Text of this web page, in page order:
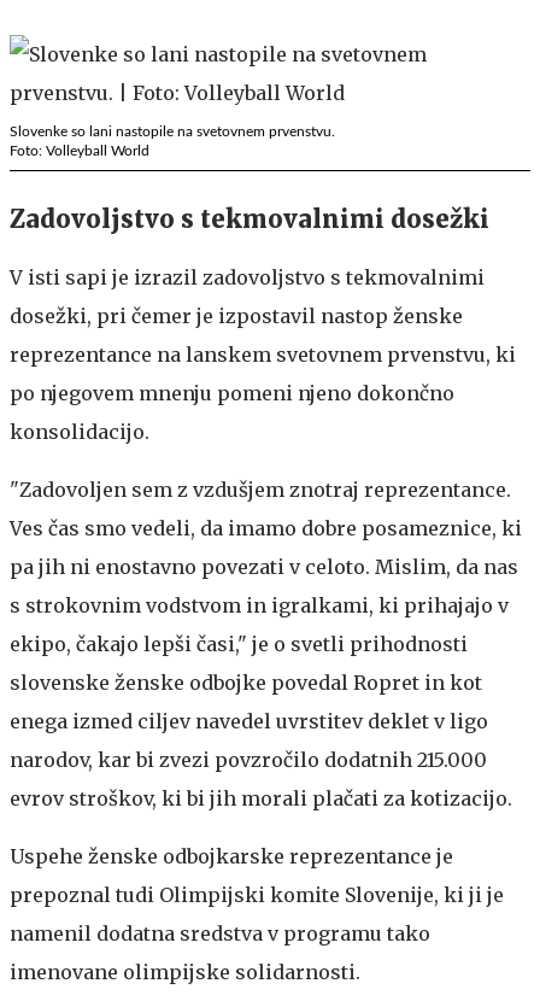
Slovenke so lani nastopile na svetovnem prvenstvu.
Foto: Volleyball World
Zadovoljstvo s tekmovalnimi dosežki
V isti sapi je izrazil zadovoljstvo s tekmovalnimi
dosežki, pri čemer je izpostavil nastop ženske
reprezentance na lanskem svetovnem prvenstvu, ki
po njegovem mnenju pomeni njeno dokončno
konsolidacijo.
"Zadovoljen sem z vzdušjem znotraj reprezentance.
Ves čas smo vedeli, da imamo dobre posameznice, ki
pa jih ni enostavno povezati v celoto. Mislim, da nas
s strokovnim vodstvom in igralkami, ki prihajajo v
ekipo, čakajo lepši časi," je o svetli prihodnosti
slovenske ženske odbojke povedal Ropret in kot
enega izmed ciljev navedel uvrstitev deklet v ligo
narodov, kar bi zvezi povzročilo dodatnih 215.000
evrov stroškov, ki bi jih morali plačati za kotizacijo.
Uspehe ženske odbojkarske reprezentance je
prepoznal tudi Olimpijski komite Slovenije, ki ji je
namenil dodatna sredstva v programu tako
imenovane olimpijske solidarnosti.